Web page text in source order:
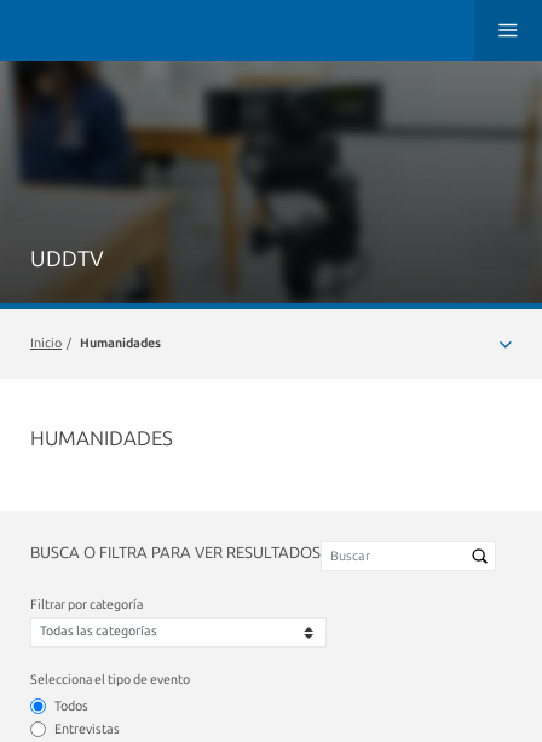
UDDTV
Inicio / Humanidades
HUMANIDADES
BUSCA O FILTRA PARA VER RESULTADOS
Filtrar por categoría
Selecciona el tipo de evento
Todos
Entrevistas